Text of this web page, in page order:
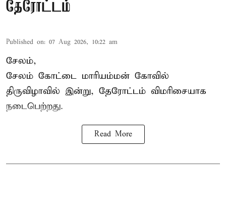
தேரோட்டம்
Published on: 07 Aug 2026, 10:22 am
சேலம்,
சேலம் கோட்டை மாரியம்மன் கோவில்
திருவிழாவில் இன்று, தேரோட்டம் விமரிசையாக
நடைபெற்றது.
Read More